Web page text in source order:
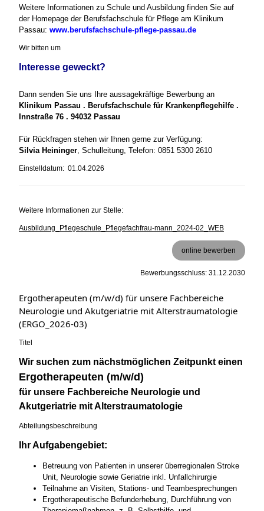
Weitere Informationen zu Schule und Ausbildung finden Sie auf
der Homepage der Berufsfachschule für Pflege am Klinikum
Passau: www.berufsfachschule-pflege-passau.de
Wir bitten um
Interesse geweckt?
Dann senden Sie uns Ihre aussagekräftige Bewerbung an
Klinikum Passau . Berufsfachschule für Krankenpflegehilfe .
Innstraße 76 . 94032 Passau
Für Rückfragen stehen wir Ihnen gerne zur Verfügung:
Silvia Heininger, Schulleitung, Telefon: 0851 5300 2610
Einstelldatum: 01.04.2026
Weitere Informationen zur Stelle:
Ausbildung_Pflegeschule_Pflegefachfrau-mann_2024-02_WEB
online bewerben
Bewerbungsschluss: 31.12.2030
Ergotherapeuten (m/w/d) für unsere Fachbereiche
Neurologie und Akutgeriatrie mit Alterstraumatologie
(ERGO_2026-03)
Titel
Wir suchen zum nächstmöglichen Zeitpunkt einen
Ergotherapeuten (m/w/d)
für unsere Fachbereiche Neurologie und
Akutgeriatrie mit Alterstraumatologie
Abteilungsbeschreibung
Ihr Aufgabengebiet:
Betreuung von Patienten in unserer überregionalen Stroke
Unit, Neurologie sowie Geriatrie inkl. Unfallchirurgie
Teilnahme an Visiten, Stations- und Teambesprechungen
Ergotherapeutische Befunderhebung, Durchführung von